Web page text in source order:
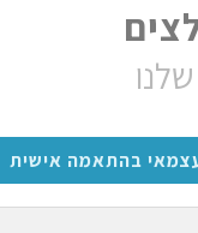
בהתאמה אישית